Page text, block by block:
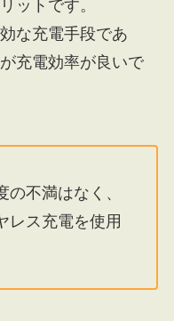
ットです。
な充電手段であ
充電効率が良いで
不満はなく、
レス充電を使用